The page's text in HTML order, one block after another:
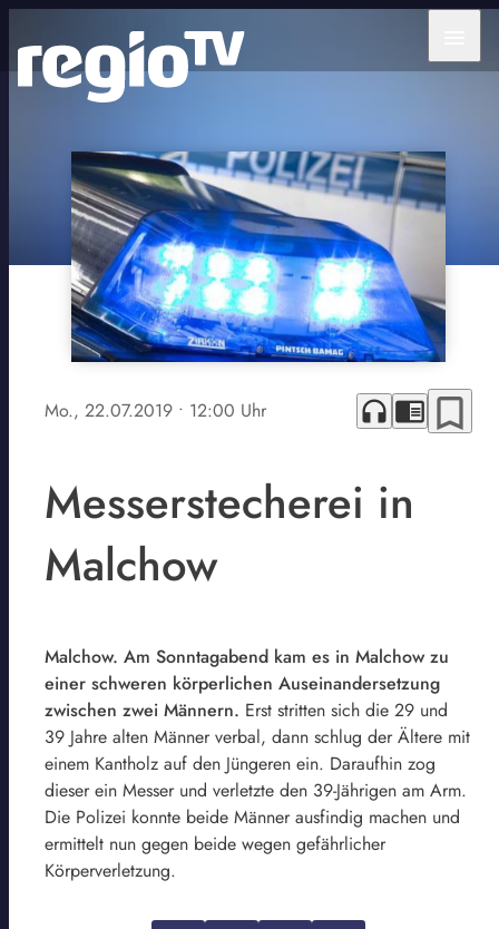
Mo., 22.07.2019 • 12:00 Uhr headphones chrome_reader_mode bookmark_border
Messerstecherei in
Malchow
Malchow. Am Sonntagabend kam es in Malchow zu
einer schweren körperlichen Auseinandersetzung
zwischen zwei Männern. Erst stritten sich die 29 und
39 Jahre alten Männer verbal, dann schlug der Ältere mit
einem Kantholz auf den Jüngeren ein. Daraufhin zog
dieser ein Messer und verletzte den 39-Jährigen am Arm.
Die Polizei konnte beide Männer ausfindig machen und
ermittelt nun gegen beide wegen gefährlicher
Körperverletzung.